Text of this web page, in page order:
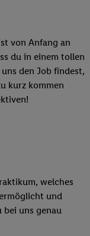
von Anfang an
du in einem tollen
den Job findest,
kurz kommen
welches
und
bei uns genau